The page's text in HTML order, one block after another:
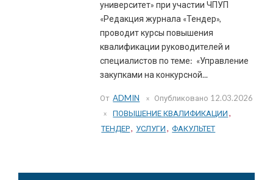
университет» при участии ЧПУП
«Редакция журнала «Тендер»,
проводит курсы повышения
квалификации руководителей и
специалистов по теме: «Управление
закупками на конкурсной...
От ADMIN Опубликовано 12.03.2026
ПОВЫШЕНИЕ КВАЛИФИКАЦИИ ,
ТЕНДЕР, УСЛУГИ , ФАКУЛЬТЕТ